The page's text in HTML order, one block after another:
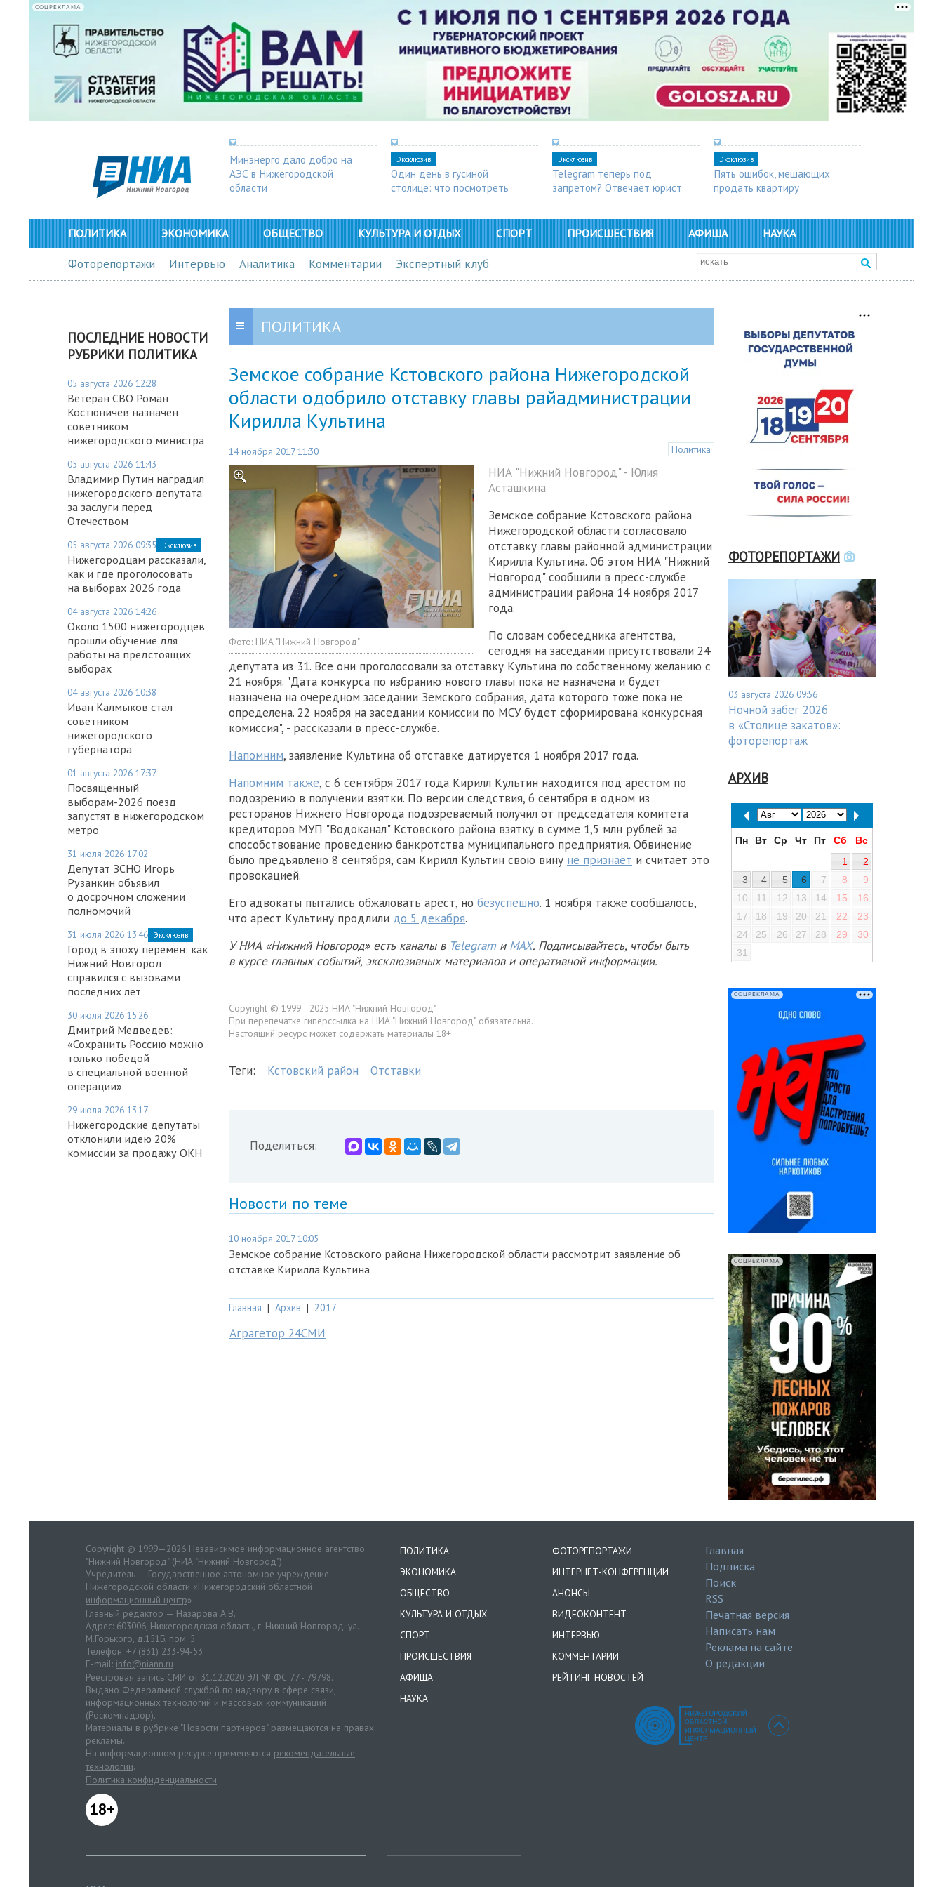
СОЦРЕКЛАМА
Минэнерго дало добро на
АЭС в Нижегородской
области
Эксклюзив
Один день в гусиной
столице: что посмотреть
Эксклюзив
Telegram теперь под
запретом? Отвечает юрист
Эксклюзив
Пять ошибок, мешающих
продать квартиру
ПОЛИТИКА ЭКОНОМИКА ОБЩЕСТВО КУЛЬТУРА И ОТДЫХ СПОРТ ПРОИСШЕСТВИЯ АФИША НАУКА
Фоторепортажи Интервью Аналитика Комментарии Экспертный клуб
ПОСЛЕДНИЕ НОВОСТИ
РУБРИКИ ПОЛИТИКА
05 августа 2026 12:28
Ветеран СВО Роман
Костюничев назначен
советником
нижегородского министра
05 августа 2026 11:43
Владимир Путин наградил
нижегородского депутата
за заслуги перед
Отечеством
05 августа 2026 09:35 Эксклюзив
Нижегородцам рассказали,
как и где проголосовать
на выборах 2026 года
04 августа 2026 14:26
Около 1500 нижегородцев
прошли обучение для
работы на предстоящих
выборах
04 августа 2026 10:38
Иван Калмыков стал
советником
нижегородского
губернатора
01 августа 2026 17:37
Посвященный
выборам-2026 поезд
запустят в нижегородском
метро
31 июля 2026 17:02
Депутат ЗСНО Игорь
Рузанкин объявил
о досрочном сложении
полномочий
31 июля 2026 13:46 Эксклюзив
Город в эпоху перемен: как
Нижний Новгород
справился с вызовами
последних лет
30 июля 2026 15:26
Дмитрий Медведев:
«Сохранить Россию можно
только победой
в специальной военной
операции»
29 июля 2026 13:17
Нижегородские депутаты
отклонили идею 20%
комиссии за продажу ОКН
ПОЛИТИКА
Земское собрание Кстовского района Нижегородской
области одобрило отставку главы райадминистрации
Кирилла Культина
14 ноября 2017 11:30 Политика
Фото: НИА "Нижний Новгород"
НИА "Нижний Новгород" - Юлия
Асташкина
Земское собрание Кстовского района
Нижегородской области согласовало
отставку главы районной администрации
Кирилла Культина. Об этом НИА "Нижний
Новгород" сообщили в пресс-службе
администрации района 14 ноября 2017
года.
По словам собеседника агентства,
сегодня на заседании присутствовали 24
депутата из 31. Все они проголосовали за отставку Культина по собственному желанию с
21 ноября. "Дата конкурса по избранию нового главы пока не назначена и будет
назначена на очередном заседании Земского собрания, дата которого тоже пока не
определена. 22 ноября на заседании комиссии по МСУ будет сформирована конкурсная
комиссия", - рассказали в пресс-службе.
Напомним, заявление Культина об отставке датируется 1 ноября 2017 года.
Напомним также, с 6 сентября 2017 года Кирилл Культин находится под арестом по
подозрению в получении взятки. По версии следствия, 6 сентября в одном из
ресторанов Нижнего Новгорода подозреваемый получил от председателя комитета
кредиторов МУП "Водоканал" Кстовского района взятку в сумме 1,5 млн рублей за
способствование проведению банкротства муниципального предприятия. Обвинение
было предъявлено 8 сентября, сам Кирилл Культин свою вину не признаёт и считает это
провокацией.
Его адвокаты пытались обжаловать арест, но безуспешно. 1 ноября также сообщалось,
что арест Культину продлили до 5 декабря.
У НИА «Нижний Новгород» есть каналы в Telegram и MAX. Подписывайтесь, чтобы быть
в курсе главных событий, эксклюзивных материалов и оперативной информации.
Copyright © 1999—2025 НИА "Нижний Новгород".
При перепечатке гиперссылка на НИА "Нижний Новгород" обязательна.
Настоящий ресурс может содержать материалы 18+
Теги: Кстовский район Отставки
Поделиться:
Новости по теме
10 ноября 2017 10:05
Земское собрание Кстовского района Нижегородской области рассмотрит заявление об
отставке Кирилла Культина
Главная | Архив | 2017
Аграгетор 24СМИ
ФОТОРЕПОРТАЖИ
03 августа 2026 09:56
Ночной забег 2026
в «Столице закатов»:
фоторепортаж
АРХИВ
Пн Вт Ср Чт Пт Сб
Вс
1
2
3
4 5 6 7 8
9
10
11 12 13 14 15
16
17
18 19 20 21 22
23
24
25 26 27 28 29
30
31
СОЦРЕКЛАМА
СОЦРЕКЛАМА
Copyright © 1999—2026 Независимое информационное агентство
"Нижний Новгород" (НИА "Нижний Новгород")
Учредитель — Государственное автономное учреждение
Нижегородской области «Нижегородский областной
информационный центр»
Главный редактор — Назарова А.В.
Адрес: 603006, Нижегородская область, г. Нижний Новгород. ул.
М.Горького, д.151Б, пом. 5
Телефон: +7 (831) 233-94-53
E-mail: info@niann.ru
Реестровая запись СМИ от 31.12.2020 ЭЛ № ФС 77 - 79798.
Выдано Федеральной службой по надзору в сфере связи,
информационных технологий и массовых коммуникаций
(Роскомнадзор).
Материалы в рубрике "Новости партнеров" размещаются на правах
рекламы.
На информационном ресурсе применяются рекомендательные
технологии.
Политика конфиденциальности
18+
ПОЛИТИКА
ЭКОНОМИКА
ОБЩЕСТВО
КУЛЬТУРА И ОТДЫХ
СПОРТ
ПРОИСШЕСТВИЯ
АФИША
НАУКА
ФОТОРЕПОРТАЖИ
ИНТЕРНЕТ-КОНФЕРЕНЦИИ
АНОНСЫ
ВИДЕОКОНТЕНТ
ИНТЕРВЬЮ
КОММЕНТАРИИ
РЕЙТИНГ НОВОСТЕЙ
Главная
Подписка
Поиск
RSS
Печатная версия
Написать нам
Реклама на сайте
О редакции